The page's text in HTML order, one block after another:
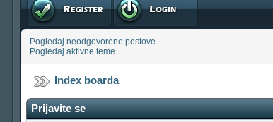
Pogledaj neodgovorene postove
Pogledaj aktivne teme
Index boarda
Prijavite se